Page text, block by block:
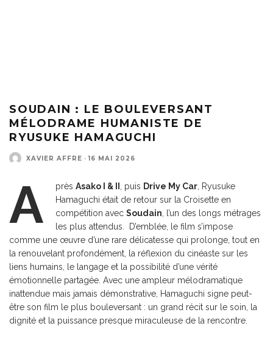
SOUDAIN : LE BOULEVERSANT
MÉLODRAME HUMANISTE DE
RYUSUKE HAMAGUCHI
XAVIER AFFRE · 16 MAI 2026
A près Asako I & II , puis Drive My Car , Ryusuke
Hamaguchi était de retour sur la Croisette en
compétition avec Soudain , l’un des longs métrages
les plus attendus. D’emblée, le film s’impose
comme une œuvre d’une rare délicatesse qui prolonge, tout en
la renouvelant profondément, la réflexion du cinéaste sur les
liens humains, le langage et la possibilité d’une vérité
émotionnelle partagée. Avec une ampleur mélodramatique
inattendue mais jamais démonstrative, Hamaguchi signe peut-
être son film le plus bouleversant : un grand récit sur le soin, la
dignité et la puissance presque miraculeuse de la rencontre.